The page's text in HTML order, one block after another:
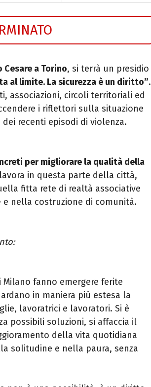
Cesare a Torino, si terrà un presidio
al limite. La sicurezza è un diritto”.
associazioni, circoli territoriali ed
i riflettori sulla situazione
recenti episodi di violenza.
per migliorare la qualità della
in questa parte della città,
fitta rete di realtà associative
nella costruzione di comunità.
fanno emergere ferite
in maniera più estesa la
lavoratrici e lavoratori. Si è
possibili soluzioni, si affaccia il
della vita quotidiana
solitudine e nella paura, senza